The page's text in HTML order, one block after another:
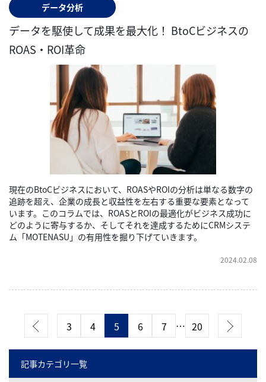
データ分析
データを駆使して成果を最大化！ BtoCビジネスの
ROAS・ROI革命
現在のBtoCビジネスにおいて、ROASやROIの分析は単なる数字の
追跡を超え、企業の成長と収益性を左右する重要な要素となって
います。このコラムでは、ROASとROIの最適化がビジネス成功に
どのように寄与するか、そしてそれを達成するためにCRMシステ
ム「MOTENASU」の有用性を掘り下げていきます。
2024.02.08
3 4 5 6 7 … 20
記事カテゴリ一覧